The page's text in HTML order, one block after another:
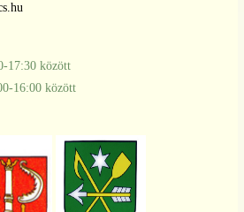
17:30 között
16:00 között